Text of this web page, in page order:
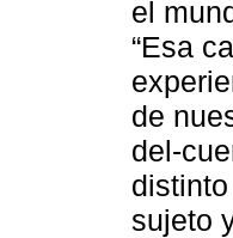
el
“Esa
de
del-
sujeto